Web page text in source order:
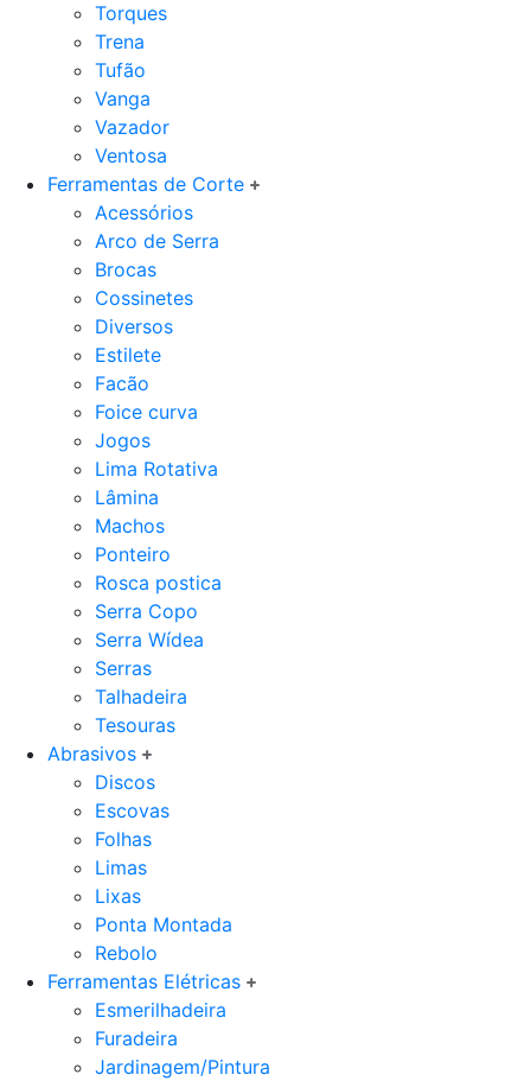
Torques
Trena
Tufão
Vanga
Vazador
Ventosa
Ferramentas de Corte
Acessórios
Arco de Serra
Brocas
Cossinetes
Diversos
Estilete
Facão
Foice curva
Jogos
Lima Rotativa
Lâmina
Machos
Ponteiro
Rosca postica
Serra Copo
Serra Wídea
Serras
Talhadeira
Tesouras
Abrasivos
Discos
Escovas
Folhas
Limas
Lixas
Ponta Montada
Rebolo
Ferramentas Elétricas
Esmerilhadeira
Furadeira
Jardinagem/Pintura